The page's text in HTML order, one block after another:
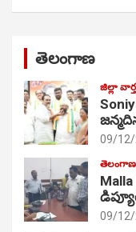
తెలంగాణ
జిల్లా
09/
తెలంగాణ
09/